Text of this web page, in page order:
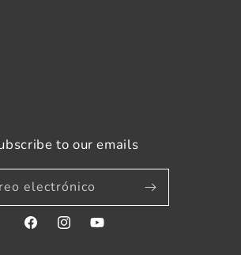
to our emails
electrónico
FacebookInstagramYouTube